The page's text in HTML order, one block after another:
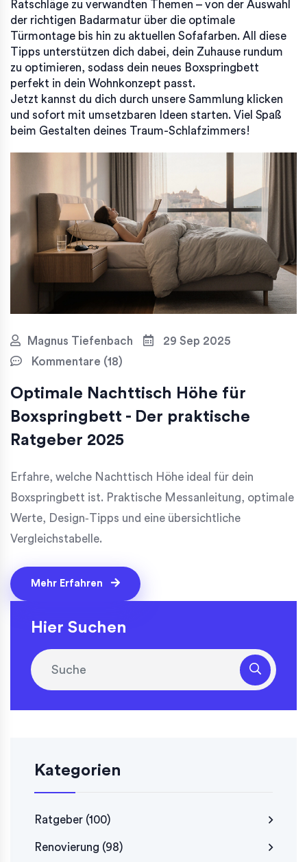
Ratschläge zu verwandten Themen – von der Auswahl
der richtigen Badarmatur über die optimale
Türmontage bis hin zu aktuellen Sofafarben. All diese
Tipps unterstützen dich dabei, dein Zuhause rundum
zu optimieren, sodass dein neues Boxspringbett
perfekt in dein Wohnkonzept passt.
Jetzt kannst du dich durch unsere Sammlung klicken
und sofort mit umsetzbaren Ideen starten. Viel Spaß
beim Gestalten deines Traum-Schlafzimmers!
Magnus Tiefenbach
29 Sep 2025
Kommentare (18)
Optimale Nachttisch Höhe für
Boxspringbett - Der praktische
Ratgeber 2025
Erfahre, welche Nachttisch Höhe ideal für dein
Boxspringbett ist. Praktische Messanleitung, optimale
Werte, Design‑Tipps und eine übersichtliche
Vergleichstabelle.
Mehr Erfahren
Hier Suchen
Kategorien
Ratgeber (100)
Renovierung (98)